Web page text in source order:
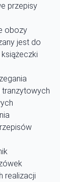
przepisy
obozy
jest do
realizacji